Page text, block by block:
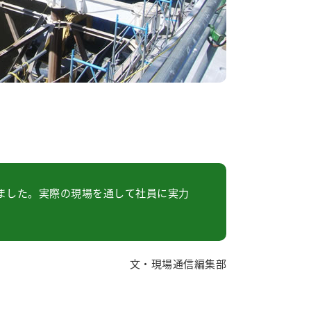
た。実際の現場を通して社員に実力
文・現場通信編集部